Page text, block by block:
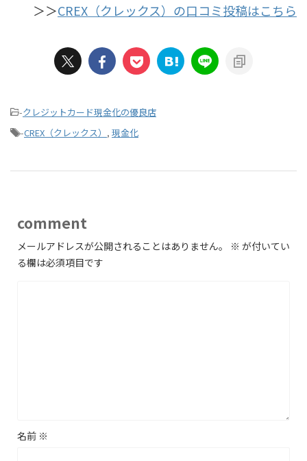
＞＞CREX（クレックス）の口コミ投稿はこちら
-クレジットカード現金化の優良店
-CREX（クレックス） , 現金化
comment
メールアドレスが公開されることはありません。 ※ が付いてい
る欄は必須項目です
名前 ※